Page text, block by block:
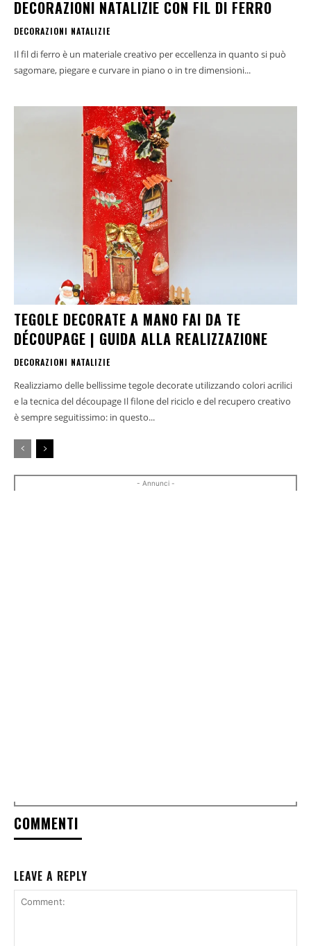
DECORAZIONI NATALIZIE CON FIL DI FERRO
DECORAZIONI NATALIZIE
Il fil di ferro è un materiale creativo per eccellenza in quanto si può
sagomare, piegare e curvare in piano o in tre dimensioni...
TEGOLE DECORATE A MANO FAI DA TE
DÉCOUPAGE | GUIDA ALLA REALIZZAZIONE
DECORAZIONI NATALIZIE
Realizziamo delle bellissime tegole decorate utilizzando colori acrilici
e la tecnica del découpage Il filone del riciclo e del recupero creativo
è sempre seguitissimo: in questo...
- Annunci -
COMMENTI
LEAVE A REPLY